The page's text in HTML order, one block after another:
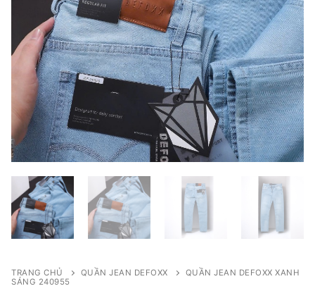
TRANG CHỦ QUẦN JEAN DEFOXX
QUẦN JEAN DEFOXX XANH
SÁNG 240955